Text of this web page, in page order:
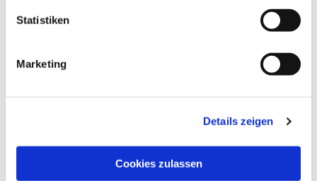
Statistiken
Marketing
Details zeigen
Cookies zulassen